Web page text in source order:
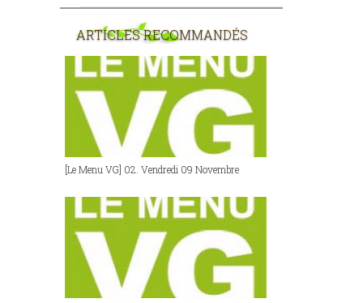
ARTICLES RECOMMANDÉS
[Le Menu VG] 02. Vendredi 09 Novembre